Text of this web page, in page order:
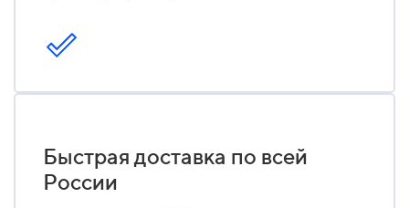
Быстрая доставка по всей
России